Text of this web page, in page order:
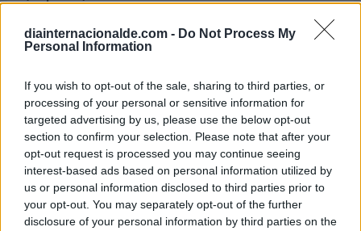
diainternacionalde.com - Do Not Process My
Personal Information
If you wish to opt-out of the sale, sharing to third parties, or
processing of your personal or sensitive information for
targeted advertising by us, please use the below opt-out
section to confirm your selection. Please note that after your
opt-out request is processed you may continue seeing
interest-based ads based on personal information utilized by
us or personal information disclosed to third parties prior to
your opt-out. You may separately opt-out of the further
disclosure of your personal information by third parties on the
Calendario Astronómico de 2026
Calendario de Días Internacionales de
2027
Calculadoras